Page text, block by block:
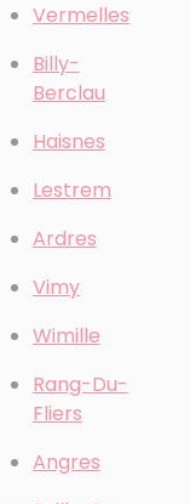
Vermelles
Billy-
Berclau
Haisnes
Lestrem
Ardres
Vimy
Wimille
Rang-Du-
Fliers
Angres